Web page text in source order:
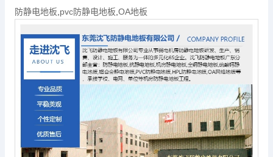
防静电地板 pvc防静电地板 OA地板